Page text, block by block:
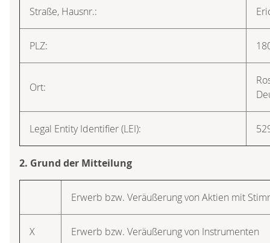
Straße, Hausnr.:
PLZ:
Ort:
Legal Entity Identifier (LEI):
2. Grund der Mitteilung
Erwerb bzw. Veräußerung von Aktien mit
X Erwerb bzw. Veräußerung von Instrumenten